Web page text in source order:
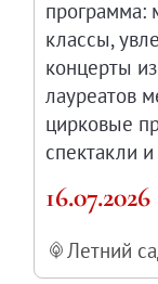
программа:
классы,
концерты
лауреатов
цирковые
спектакли
16.07.2026
Летний